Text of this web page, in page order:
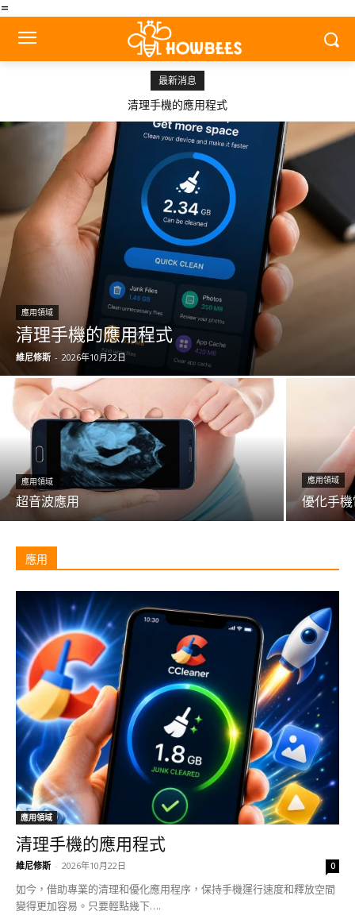
=
最新消息
清理手機的應用程式
應用領域
清理手機的應用程式
維尼修斯 - 2026年10月22日
應用領域
超音波應用
應用領域
優化手
應用
應用領域
清理手機的應用程式
維尼修斯 - 2026年10月22日 0
如今，借助專業的清理和優化應用程序，保持手機運行速度和釋放空間
變得更加容易。只要輕點幾下….